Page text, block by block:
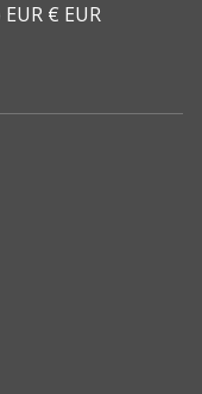
€ EUR